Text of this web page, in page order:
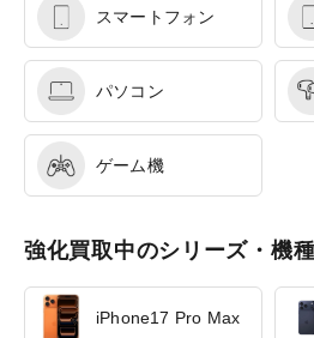
スマートフォン
パソコン
ゲーム機
強化買取中のシリーズ・機種
iPhone17 Pro Max